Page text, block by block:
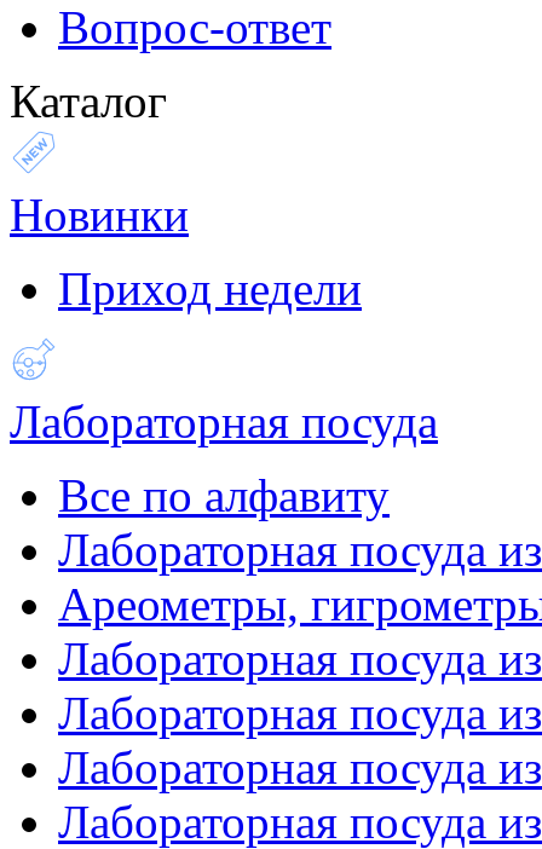
Вопрос-ответ
Каталог
Новинки
Приход недели
Лабораторная посуда
Все по алфавиту
Лабораторная посуда
Ареометры,
Лабораторная посуда
Лабораторная посуда
Лабораторная посуда
Лабораторная посуда